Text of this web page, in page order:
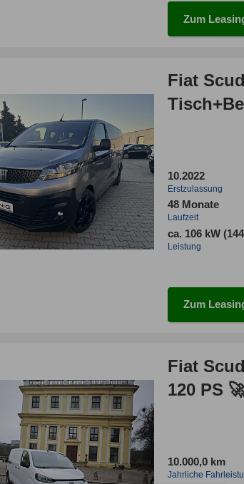
Zum
Fiat
10.2022
Erstzulassung
48 Monate
Laufzeit
ca. 106 kW
Leistung
Zum
Fiat
120 PS
10.000,0 km
Jahrliche